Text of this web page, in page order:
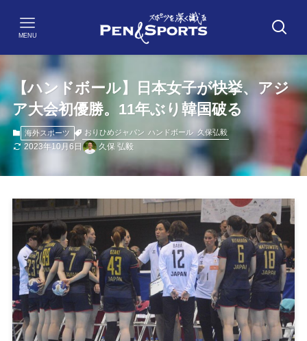
MENU
【ハンドボール】日本女子が快挙、アジ
ア大会初優勝。11年ぶり韓国破る
海外スポーツ おりひめジャパン ハンドボール 久保弘毅
2023年10月6日 久保 弘毅